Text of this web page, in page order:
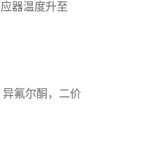
器温度升至
氟尔酮，二价